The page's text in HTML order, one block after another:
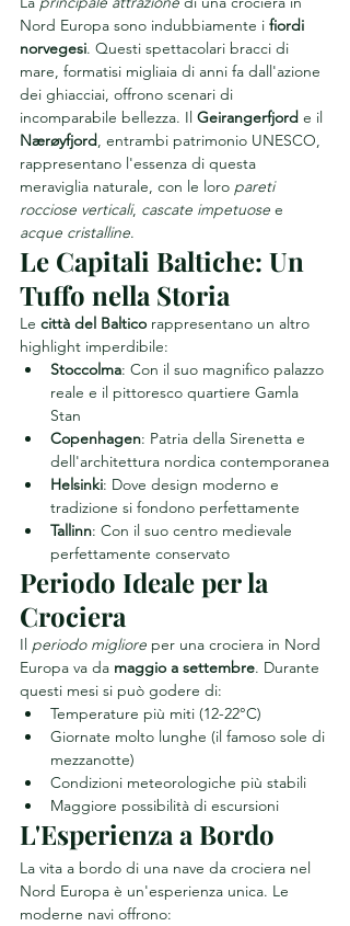
Nord Europa sono indubbiamente i fiordi
norvegesi. Questi spettacolari bracci di
mare, formatisi migliaia di anni fa dall'azione
dei ghiacciai, offrono scenari di
incomparabile bellezza. Il Geirangerfjord e il
Nærøyfjord, entrambi patrimonio UNESCO,
rappresentano l'essenza di questa
meraviglia naturale, con le loro pareti
rocciose verticali, cascate impetuose e
acque cristalline.
Le Capitali Baltiche: Un
Tuffo nella Storia
Le città del Baltico rappresentano un altro
highlight imperdibile:
Stoccolma: Con il suo magnifico palazzo
reale e il pittoresco quartiere Gamla
Stan
Copenhagen: Patria della Sirenetta e
dell'architettura nordica contemporanea
Helsinki: Dove design moderno e
tradizione si fondono perfettamente
Tallinn: Con il suo centro medievale
perfettamente conservato
Periodo Ideale per la
Crociera
Il periodo migliore per una crociera in Nord
Europa va da maggio a settembre. Durante
questi mesi si può godere di:
Temperature più miti (12-22°C)
Giornate molto lunghe (il famoso sole di
mezzanotte)
Condizioni meteorologiche più stabili
Maggiore possibilità di escursioni
L'Esperienza a Bordo
La vita a bordo di una nave da crociera nel
Nord Europa è un'esperienza unica. Le
moderne navi offrono: